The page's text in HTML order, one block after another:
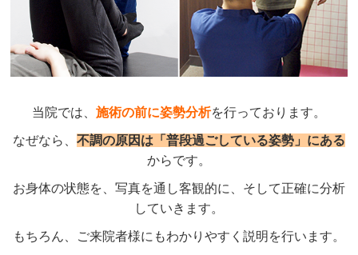
当院では、 施術の前に姿勢分析を行っております。
なぜなら、 不調の原因は「普段過ごしている姿勢」にある
からです。
お身体の状態を、写真を通し客観的に、そして正確に分析
していきます。
もちろん、ご来院者様にもわかりやすく説明を行います。